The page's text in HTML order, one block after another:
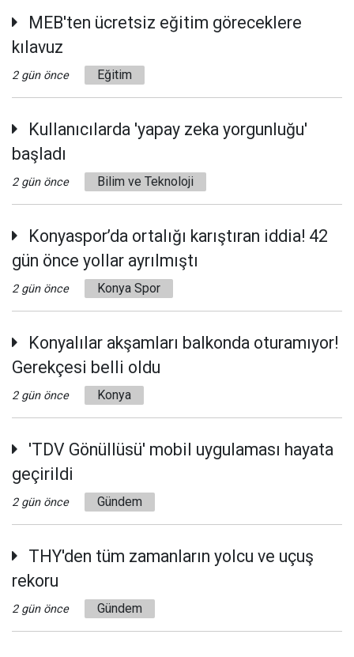
MEB'ten ücretsiz eğitim göreceklere
kılavuz
2 gün önce Eğitim
Kullanıcılarda 'yapay zeka yorgunluğu'
başladı
2 gün önce Bilim ve Teknoloji
Konyaspor’da ortalığı karıştıran iddia! 42
gün önce yollar ayrılmıştı
2 gün önce Konya Spor
Konyalılar akşamları balkonda oturamıyor!
Gerekçesi belli oldu
2 gün önce Konya
'TDV Gönüllüsü' mobil uygulaması hayata
geçirildi
2 gün önce Gündem
THY'den tüm zamanların yolcu ve uçuş
rekoru
2 gün önce Gündem